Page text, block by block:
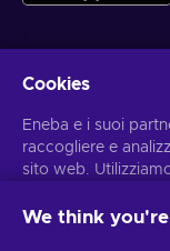
Ottieni offerte di
Puoi annullare
Cookies
Eneba e i suoi
raccogliere e
sito web.
personali
We think